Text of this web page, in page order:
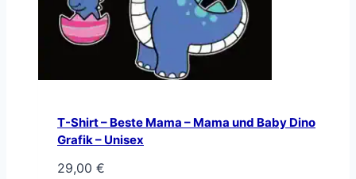
T-Shirt – Beste Mama – Mama und Baby Dino
Grafik – Unisex
29,00 €